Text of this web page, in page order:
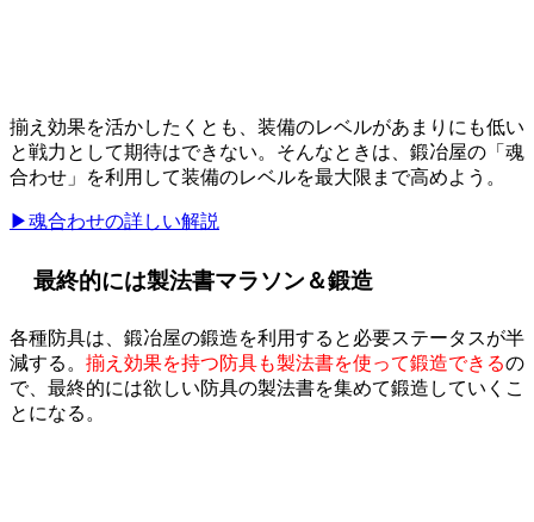
揃え効果を活かしたくとも、装備のレベルがあまりにも低い
と戦力として期待はできない。そんなときは、鍛冶屋の「魂
合わせ」を利用して装備のレベルを最大限まで高めよう。
▶魂合わせの詳しい解説
最終的には製法書マラソン＆鍛造
各種防具は、鍛冶屋の鍛造を利用すると必要ステータスが半
減する。 揃え効果を持つ防具も製法書を使って鍛造できるの
で、最終的には欲しい防具の製法書を集めて鍛造していくこ
とになる。